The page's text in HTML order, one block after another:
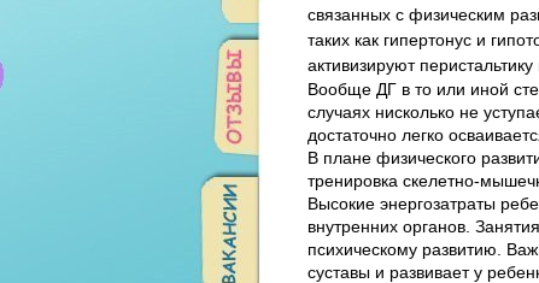
связанных с физическим
таких как гипертонус и
активизируют
Вообще ДГ в то или иной
случаях нисколько не
достаточно легко
В плане физического
тренировка скелетно-
Высокие энергозатраты
внутренних органов.
психическому развитию.
суставы и развивает у